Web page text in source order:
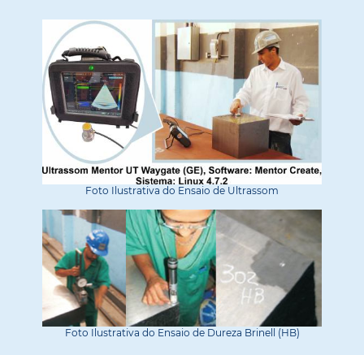
Foto Ilustrativa do Ensaio de Ultrassom
Foto Ilustrativa do Ensaio de Dureza Brinell (HB)